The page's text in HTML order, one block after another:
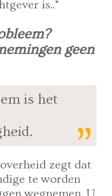
is..”
geen
is het
zegt dat
te worden
wegnemen. U